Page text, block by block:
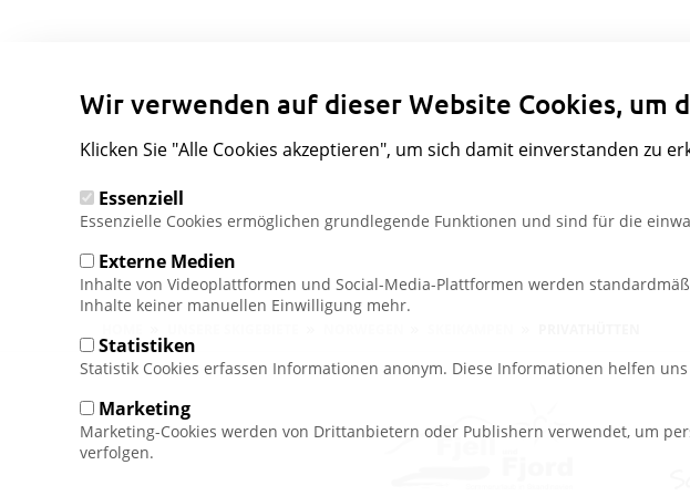
Pfadnavigation
Wir verwenden auf dieser Website Cookies, um
Klicken Sie "Alle Cookies akzeptieren", um sich damit einverstanden zu
Essenziell
Essenzielle Cookies ermöglichen grundlegende Funktionen und sind für die
Externe Medien
Inhalte von Videoplattformen und Social-Media-Plattformen werden
Inhalte keiner manuellen Einwilligung mehr.
Statistiken
Statistik Cookies erfassen Informationen anonym. Diese Informationen helfen
Marketing
Marketing-Cookies werden von Drittanbietern oder Publishern verwendet, um
verfolgen.